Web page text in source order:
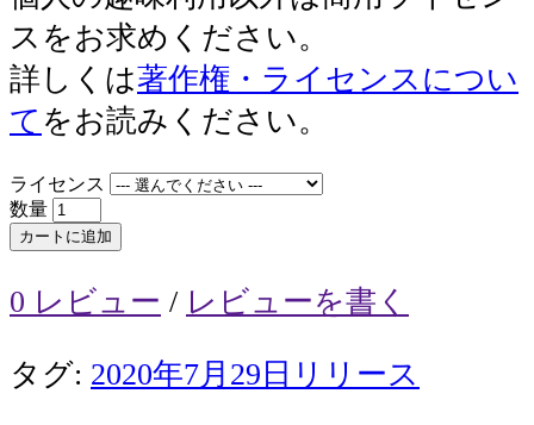
スをお求めください。
詳しくは著作権・ライセンスについ
て をお読みください。
ライセンス
数量
カートに追加
0 レビュー / レビューを書く
タグ: 2020年7月29日リリース